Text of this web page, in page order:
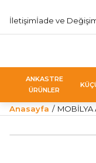
İletişimİade ve
ANKASTRE
ÜRÜNLER
Anasayfa MOBİLYA